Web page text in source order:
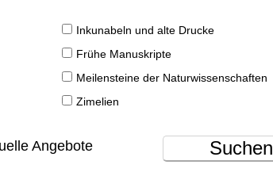
Inkunabeln und alte Drucke
Frühe Manuskripte
Meilensteine der Naturwissenschaften
Zimelien
Angebote
Suchen